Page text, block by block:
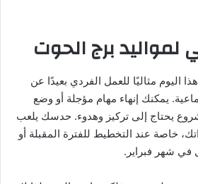
لمواليد برج الحوت
اليوم مثاليًا للعمل الفردي بعيدًا عن
يمكنك إنهاء مهام مؤجلة أو وضع
يحتاج إلى تركيز وهدوء. حدسك يلعب
خاصة عند التخطيط للفترة المقبلة أو
في شهر فبراير.